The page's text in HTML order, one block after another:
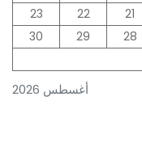
أغسطس 2026
21
22
23
28
29
30